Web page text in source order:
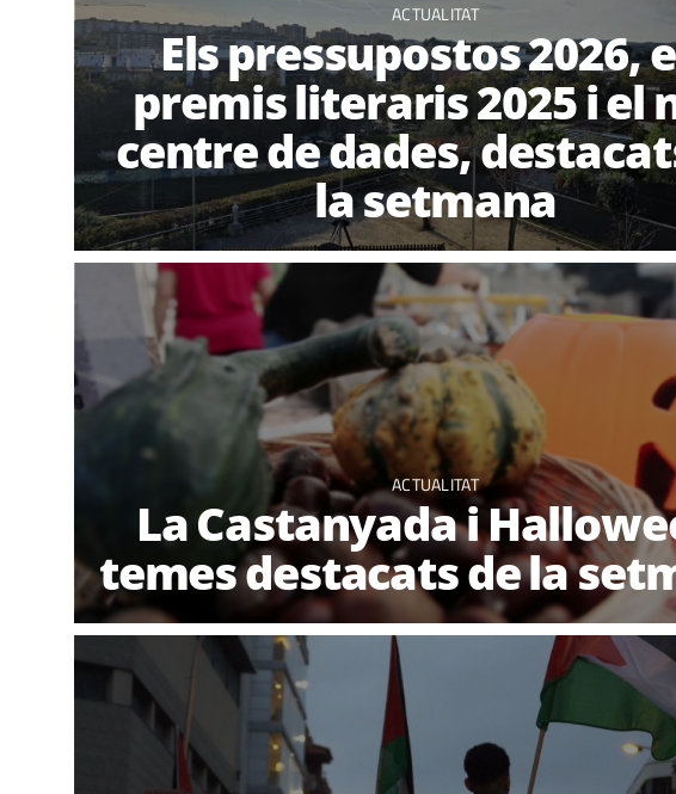
ACTUALITAT
Els pressupostos 2026,
premis literaris 2025 i el
centre de dades,
la setmana
ACTUALITAT
La Castanyada i
temes destacats de la